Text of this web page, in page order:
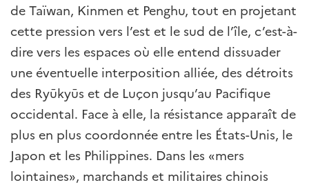
de Taïwan, Kinmen et Penghu, tout en projetant
cette pression vers l’est et le sud de l’île, c’est-à-
dire vers les espaces où elle entend dissuader
une éventuelle interposition alliée, des détroits
des Ryūkyūs et de Luçon jusqu’au Pacifique
occidental. Face à elle, la résistance apparaît de
plus en plus coordonnée entre les États-Unis, le
Japon et les Philippines. Dans les «mers
lointaines», marchands et militaires chinois